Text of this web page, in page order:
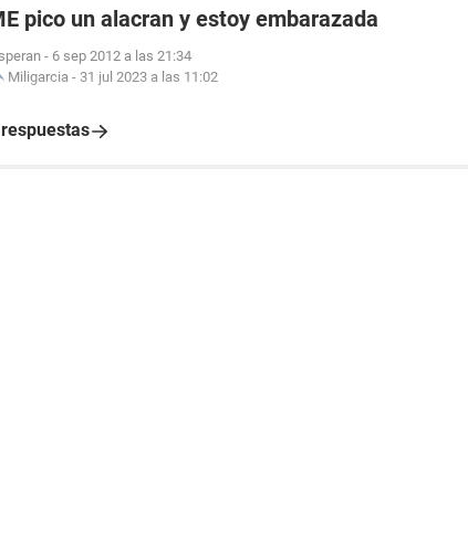
pico un alacran y estoy embarazada
- 6 sep 2012 a las 21:34
Miligarcia - 31 jul 2023 a las 11:02